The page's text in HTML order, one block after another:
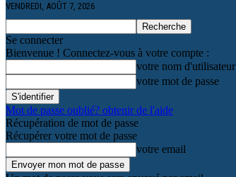
VENDREDI, AOÛT 7, 2026
Se connecter
Bienvenue ! Connectez-vous à votre compte :
votre nom d'utilisateur
votre mot de passe
Mot de passe oublié? obtenir de l'aide
Récupération de mot de passe
Récupérer votre mot de passe
votre email